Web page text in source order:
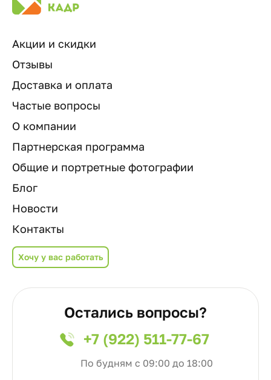
Акции и скидки
Отзывы
Доставка и оплата
Частые вопросы
О компании
Партнерская программа
Общие и портретные фотографии
Блог
Новости
Контакты
Хочу у вас работать
Остались вопросы?
+7 (922) 511-77-67
По будням с 09:00 до 18:00